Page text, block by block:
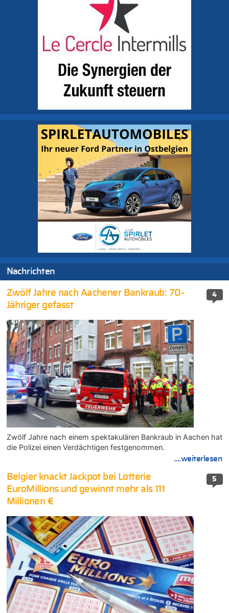
Nachrichten
4
Zwölf Jahre nach Aachener Bankraub: 70-
Jähriger gefasst
Zwölf Jahre nach einem spektakulären Bankraub in Aachen hat
die Polizei einen Verdächtigen festgenommen.
....weiterlesen
5
Belgier knackt Jackpot bei Lotterie
EuroMillions und gewinnt mehr als 111
Millionen €